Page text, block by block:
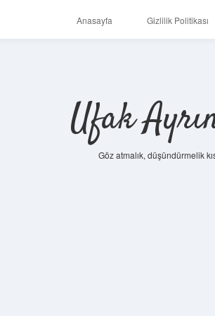
Anasayfa Gizlilik Politikası
Ufak
Göz atmalık, düşündürmelik